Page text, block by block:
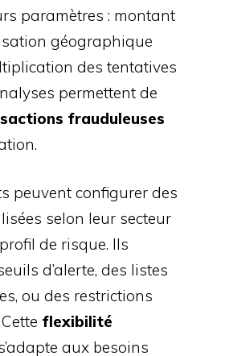
paramètres : montant
géographique
des tentatives
permettent de
frauduleuses
peuvent configurer des
selon leur secteur
de risque. Ils
d’alerte, des listes
ou des restrictions
flexibilité
aux besoins